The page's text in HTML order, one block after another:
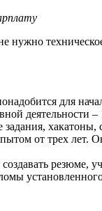
нужно
для
деятельности
от трех
резюме,